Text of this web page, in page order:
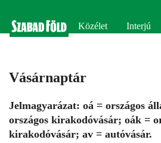
Közélet Interjú
Vásárnaptár
Jelmagyarázat: oá = országos
országos kirakodóvásár; oák =
kirakodóvásár; av = autóvásár.